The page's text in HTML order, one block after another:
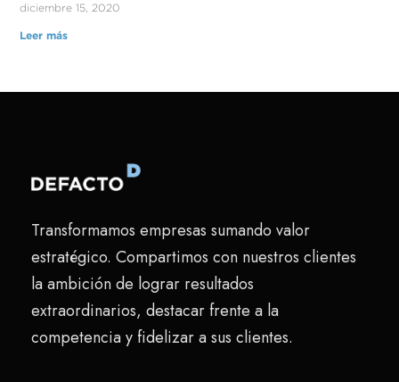
diciembre 15, 2020
Leer más
Transformamos empresas sumando valor
estratégico. Compartimos con nuestros clientes
la ambición de lograr resultados
extraordinarios, destacar frente a la
competencia y fidelizar a sus clientes.